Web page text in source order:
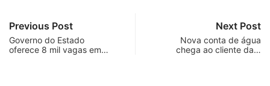
Previous Post
Governo do Estado
oferece 8 mil vagas em…
Next Post
Nova conta de água
chega ao cliente da…